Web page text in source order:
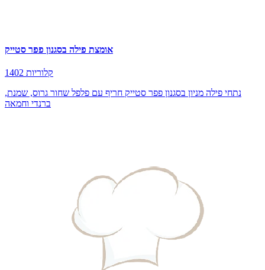
אומצת פילה בסגנון פפר סטייק
1402 קלוריות
נתחי פילה מניון בסגנון פפר סטייק חריף עם פלפל שחור גרוס, שמנת,
ברנדי וחמאה